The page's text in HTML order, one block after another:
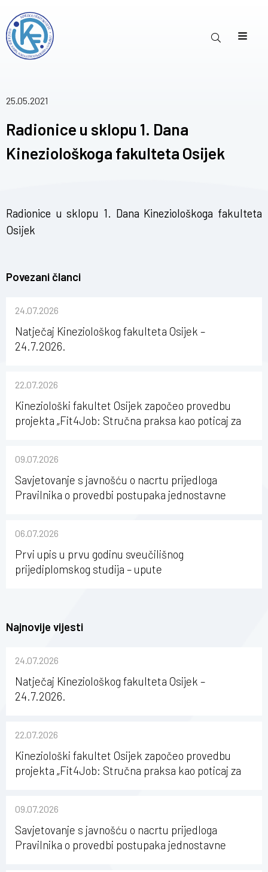
25.05.2021
Radionice u sklopu 1. Dana
Kineziološkoga fakulteta Osijek
Radionice u sklopu 1. Dana Kineziološkoga fakulteta
Osijek
Povezani članci
24.07.2026
Natječaj Kineziološkog fakulteta Osijek –
24.7.2026.
22.07.2026
Kineziološki fakultet Osijek započeo provedbu
projekta „Fit4Job: Stručna praksa kao poticaj za
09.07.2026
Savjetovanje s javnošću o nacrtu prijedloga
Pravilnika o provedbi postupaka jednostavne
Osijeku
06.07.2026
Prvi upis u prvu godinu sveučilišnog
prijediplomskog studija – upute
Najnovije vijesti
24.07.2026
Natječaj Kineziološkog fakulteta Osijek –
24.7.2026.
22.07.2026
Kineziološki fakultet Osijek započeo provedbu
projekta „Fit4Job: Stručna praksa kao poticaj za
09.07.2026
Savjetovanje s javnošću o nacrtu prijedloga
Pravilnika o provedbi postupaka jednostavne